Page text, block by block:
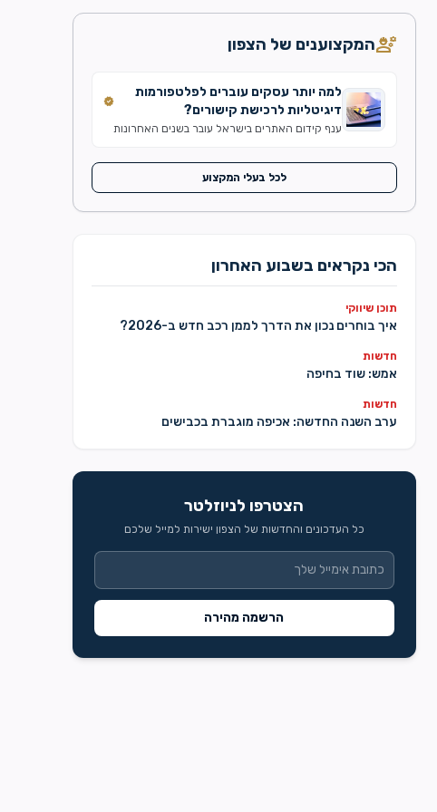
engineeringהמקצוענים של הצפון
למה יותר עסקים עוברים לפלטפורמות
דיגיטליות לרכישת קישורים?
verified
ענף קידום האתרים בישראל עובר בשנים האחרונות
יותר עסקים ומשרדי דיגיטל מעדיפים לעבוד דרך
מערכות מרכזיות שמנהלות את כל התהליך במקום
מורכב יותר מאי פעם. עדכוני האלגוריתם של מנועי
לכל בעלי המקצוע
הכי נקראים בשבוע האחרון
תוכן שיווקי
איך בוחרים נכון את הדרך לממן רכב חדש ב-2026?
חדשות
אמש: שוד בחיפה
חדשות
ערב השנה החדשה: אכיפה מוגברת בכבישים
הצטרפו לניוזלטר
כל העדכונים והחדשות של הצפון ישירות למייל שלכם
הרשמה מהירה